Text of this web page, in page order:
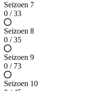
Seizoen 7
0 / 33
Seizoen 8
0 / 35
Seizoen 9
0 / 73
Seizoen 10